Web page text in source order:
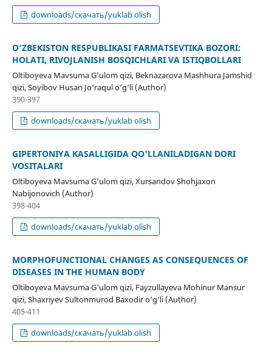
downloads/скачать/yuklab olish
O‘ZBEKISTON RESPUBLIKASI FARMATSEVTIKA BOZORI:
HOLATI, RIVOJLANISH BOSQICHLARI VA ISTIQBOLLARI
Oltiboyeva Mavsuma G'ulom qizi, Beknazarova Mashhura Jamshid
qizi, Soyibov Husan Jo‘raqul o‘g‘li (Author)
390-397
downloads/скачать/yuklab olish
GIPERTONIYA KASALLIGIDA QO‘LLANILADIGAN DORI
VOSITALARI
Oltiboyeva Mavsuma G'ulom qizi, Xursandov Shohjaxon
Nabijonovich (Author)
398-404
downloads/скачать/yuklab olish
MORPHOFUNCTIONAL CHANGES AS CONSEQUENCES OF
DISEASES IN THE HUMAN BODY
Oltiboyeva Mavsuma G'ulom qizi, Fayzullayeva Mohinur Mansur
qizi, Shaxriyev Sultonmurod Baxodir o‘g‘li (Author)
405-411
downloads/скачать/yuklab olish